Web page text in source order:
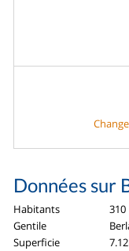
Données sur
Habitants
310
Gentile
Superficie